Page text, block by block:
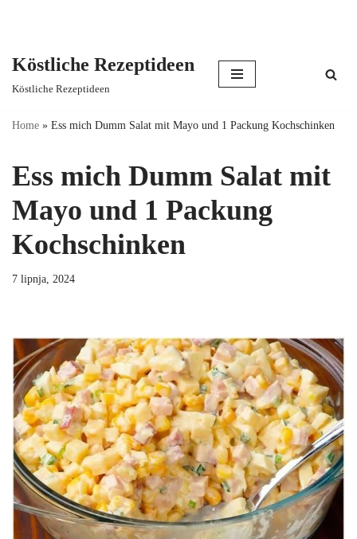
content
Köstliche Rezeptideen
Köstliche Rezeptideen
Home » Ess mich Dumm Salat mit Mayo und 1 Packung Kochschinken
Ess mich Dumm Salat mit
Mayo und 1 Packung
Kochschinken
7 lipnja, 2024